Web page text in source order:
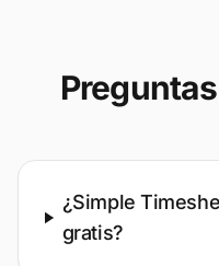
¿Simple
gratis?